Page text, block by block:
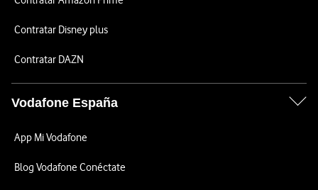
Contratar Disney plus
Contratar DAZN
Vodafone España
App Mi Vodafone
Blog Vodafone Conéctate